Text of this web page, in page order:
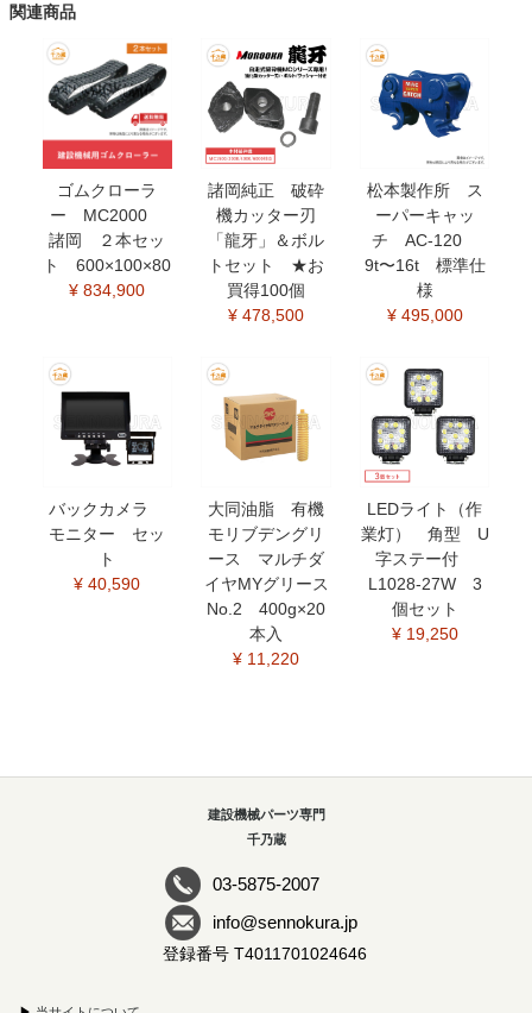
関連商品
ゴムクローラ
ー MC2000
諸岡 ２本セッ
ト 600×100×80
¥ 834,900
諸岡純正 破砕
機カッター刃
「龍牙」＆ボル
トセット ★お
買得100個
¥ 478,500
松本製作所 ス
ーパーキャッ
チ AC-120
9t〜16t 標準仕
様
¥ 495,000
バックカメラ
モニター セッ
ト
¥ 40,590
大同油脂 有機
モリブデングリ
ース マルチダ
イヤMYグリース
No.2 400g×20
本入
¥ 11,220
LEDライト（作
業灯） 角型 U
字ステー付
L1028-27W 3
個セット
¥ 19,250
建設機械パーツ専門
千乃蔵
03-5875-2007
info@sennokura.jp
登録番号 T4011701024646